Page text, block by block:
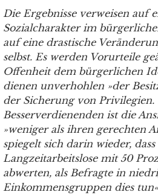
Die Ergebnisse verweisen auf
Sozialcharakter im
auf eine drastische
selbst. Es werden Vorurteile
Offenheit dem bürgerlichen
dienen unverhohlen »der
der Sicherung von Privilegien.
Besserverdienenden ist die
»weniger als ihren gerechten
spiegelt sich darin wieder,
Langzeitarbeitslose mit 50
abwerten, als Befragte in
Einkommensgruppen dies